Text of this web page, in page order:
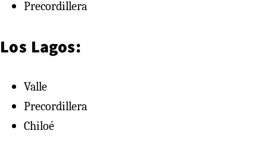
Precordillera
Los Lagos:
Valle
Precordillera
Chiloé